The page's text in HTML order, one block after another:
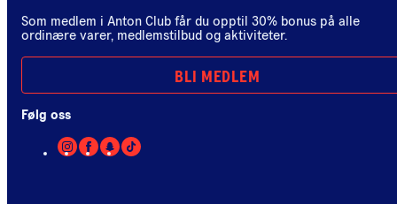
Som medlem i Anton Club får du opptil 30% bonus på alle
ordinære varer, medlemstilbud og aktiviteter.
BLI MEDLEM
Følg oss